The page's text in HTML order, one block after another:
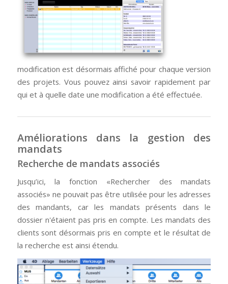
modification est désormais affiché pour chaque version
des projets. Vous pouvez ainsi savoir rapidement par
qui et à quelle date une modification a été effectuée.
Améliorations dans la gestion des
mandats
Recherche de mandats associés
Jusqu’ici, la fonction «Rechercher des mandats
associés» ne pouvait pas être utilisée pour les adresses
des mandants, car les mandats présents dans le
dossier n'étaient pas pris en compte. Les mandats des
clients sont désormais pris en compte et le résultat de
la recherche est ainsi étendu.